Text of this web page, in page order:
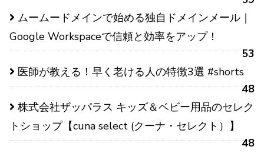
ムームードメインで始める独自ドメインメール｜
Google Workspaceで信頼と効率をアップ！
53
医師が教える！早く老ける人の特徴3選 #shorts
48
株式会社ザッパラス キッズ＆ベビー用品のセレク
トショップ【cuna select (クーナ・セレクト）】
48